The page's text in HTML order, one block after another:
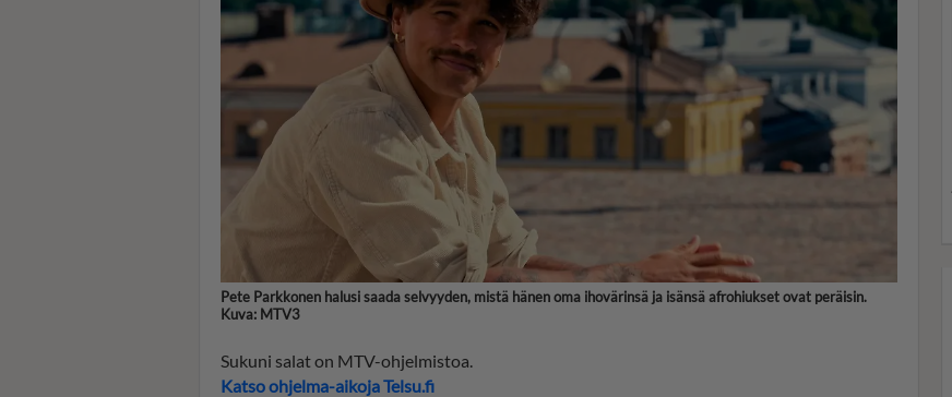
Pete Parkkonen halusi saada selvyyden, mistä hänen oma ihovärinsä ja isänsä afrohiukset ovat peräisin.
Kuva: MTV3
Sukuni salat on MTV-ohjelmistoa.
Katso ohjelma-aikoja Telsu.fi